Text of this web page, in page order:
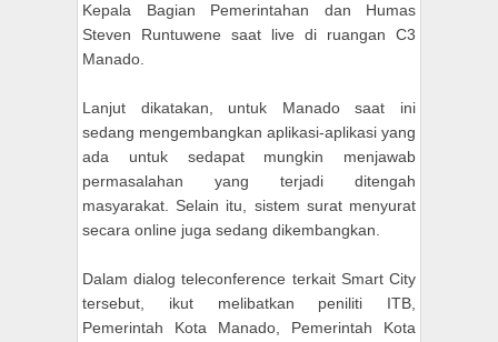
Kepala Bagian Pemerintahan dan Humas
Steven Runtuwene saat live di ruangan C3
Manado.
Lanjut dikatakan, untuk Manado saat ini
sedang mengembangkan aplikasi-aplikasi yang
ada untuk sedapat mungkin menjawab
permasalahan yang terjadi ditengah
masyarakat. Selain itu, sistem surat menyurat
secara online juga sedang dikembangkan.
Dalam dialog teleconference terkait Smart City
tersebut, ikut melibatkan peniliti ITB,
Pemerintah Kota Manado, Pemerintah Kota